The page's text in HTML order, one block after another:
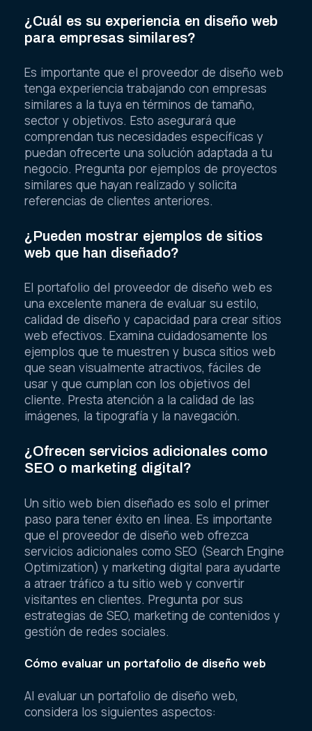
¿Cuál es su experiencia en diseño web
para empresas similares?
Es importante que el proveedor de diseño web
tenga experiencia trabajando con empresas
similares a la tuya en términos de tamaño,
sector y objetivos. Esto asegurará que
comprendan tus necesidades específicas y
puedan ofrecerte una solución adaptada a tu
negocio. Pregunta por ejemplos de proyectos
similares que hayan realizado y solicita
referencias de clientes anteriores.
¿Pueden mostrar ejemplos de sitios
web que han diseñado?
El portafolio del proveedor de diseño web es
una excelente manera de evaluar su estilo,
calidad de diseño y capacidad para crear sitios
web efectivos. Examina cuidadosamente los
ejemplos que te muestren y busca sitios web
que sean visualmente atractivos, fáciles de
usar y que cumplan con los objetivos del
cliente. Presta atención a la calidad de las
imágenes, la tipografía y la navegación.
¿Ofrecen servicios adicionales como
SEO o marketing digital?
Un sitio web bien diseñado es solo el primer
paso para tener éxito en línea. Es importante
que el proveedor de diseño web ofrezca
servicios adicionales como SEO (Search Engine
Optimization) y marketing digital para ayudarte
a atraer tráfico a tu sitio web y convertir
visitantes en clientes. Pregunta por sus
estrategias de SEO, marketing de contenidos y
gestión de redes sociales.
Cómo evaluar un portafolio de diseño web
Al evaluar un portafolio de diseño web,
considera los siguientes aspectos: